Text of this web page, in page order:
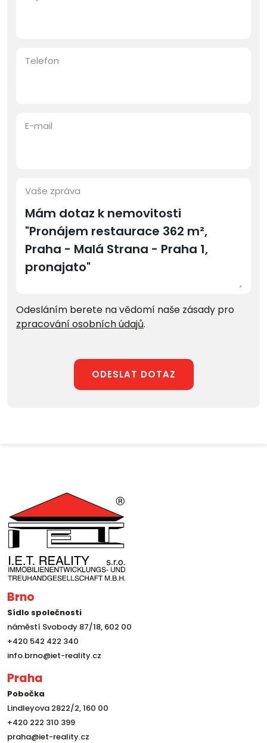
Telefon
E-mail
Vaše zpráva
Odesláním berete na vědomí naše zásady pro
zpracování osobních údajů.
ODESLAT DOTAZ
Brno
Sídlo společnosti
náměstí Svobody 87/18, 602 00
+420 542 422 340
info.brno@iet-reality.cz
Praha
Pobočka
Lindleyova 2822/2, 160 00
+420 222 310 399
praha@iet-reality.cz